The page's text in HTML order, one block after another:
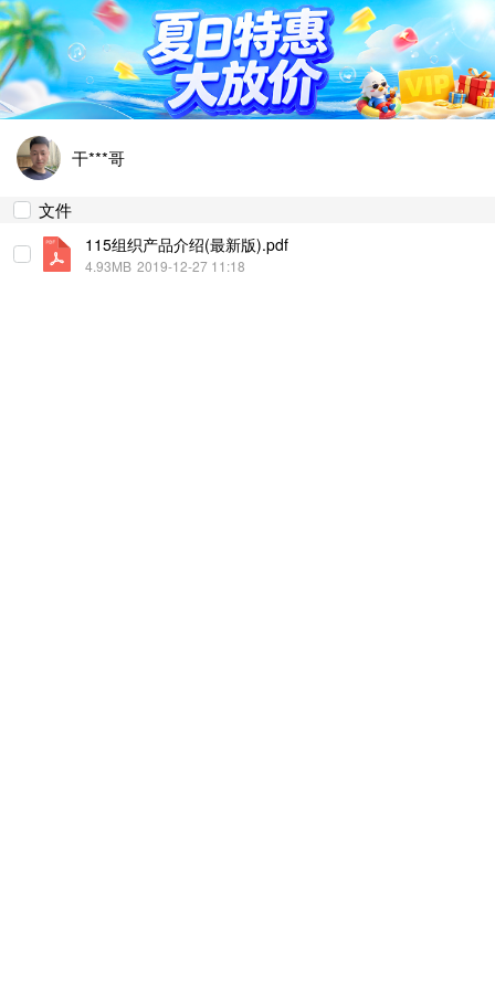
干***哥
文件
115组织产品介绍(最新版).pdf
4.93MB 2019-12-27 11:18